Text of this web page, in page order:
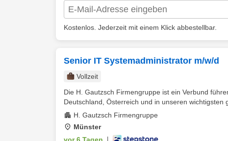
Kostenlos. Jederzeit mit einem Klick abbestellbar.
Senior IT Systemadministrator m/w/d
Vollzeit
Die H. Gautzsch Firmengruppe ist ein Verbund
Deutschland, Österreich und in unseren wichtigsten
H. Gautzsch Firmengruppe
Münster